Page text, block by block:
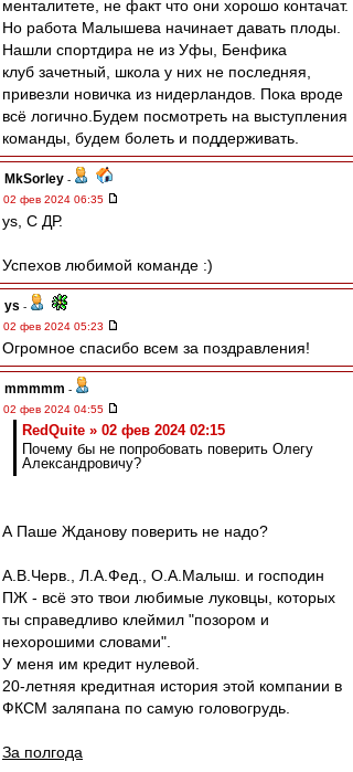
менталитете, не факт что они хорошо контачат.
Но работа Малышева начинает давать плоды.
Нашли спортдира не из Уфы, Бенфика
клуб зачетный, школа у них не последняя,
привезли новичка из нидерландов. Пока вроде
всё логично.Будем посмотреть на выступления
команды, будем болеть и поддерживать.
MkSorley -
02 фев 2024 06:35
ys, С ДР.
Успехов любимой команде :)
ys -
02 фев 2024 05:23
Огромное спасибо всем за поздравления!
mmmmm -
02 фев 2024 04:55
RedQuite » 02 фев 2024 02:15
Почему бы не попробовать поверить Олегу
Александровичу?
А Паше Жданову поверить не надо?
А.В.Черв., Л.А.Фед., О.А.Малыш. и господин
ПЖ - всё это твои любимые луковцы, которых
ты справедливо клеймил "позором и
нехорошими словами".
У меня им кредит нулевой.
20-летняя кредитная история этой компании в
ФКСМ заляпана по самую головогрудь.
За полгода